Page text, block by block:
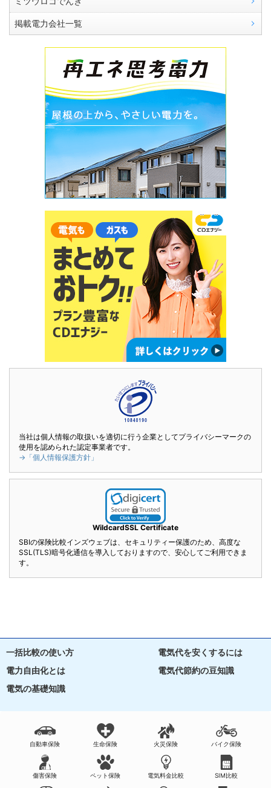
掲載電力会社一覧
当社は個人情報の取扱いを適切に行う企業としてプライバシーマークの
使用を認められた認定事業者です。
→「個人情報保護方針」
WildcardSSL Certificate
SBIの保険比較インズウェブは、セキュリティー保護のため、高度な
SSL(TLS)暗号化通信を導入しておりますので、安心してご利用できま
す。
一括比較の使い方
電気代を安くするには
電力自由化とは
電気代節約の豆知識
電気の基礎知識
自動車保険 生命保険 火災保険 バイク保険
傷害保険 ペット保険 電気料金比較 SIM比較